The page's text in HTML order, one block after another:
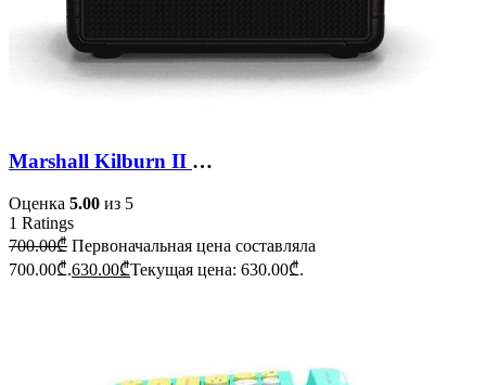
Marshall Kilburn II Bluetooth Speaker
Оценка 5.00 из 5
1 Ratings
700.00₾ Первоначальная цена составляла
700.00₾.630.00₾Текущая цена: 630.00₾.